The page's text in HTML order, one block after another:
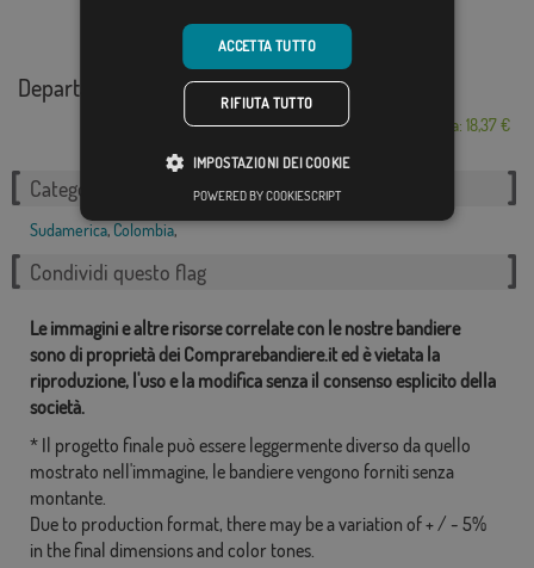
Departamento de Gu...
Da: 18,37 €
Categorie correlate:
Sudamerica,Colombia,
Condividi questo flag
Le immagini e altre risorse correlate con le nostre bandiere
sono di proprietà dei Comprarebandiere.it ed è vietata la
riproduzione, l'uso e la modifica senza il consenso esplicito della
società.
* Il progetto finale può essere leggermente diverso da quello
mostrato nell'immagine, le bandiere vengono forniti senza
montante.
Due to production format, there may be a variation of + / - 5%
in the final dimensions and color tones.
ACCETTA TUTTO
RIFIUTA TUTTO
IMPOSTAZIONI DEI COOKIE
POWERED BY COOKIESCRIPT